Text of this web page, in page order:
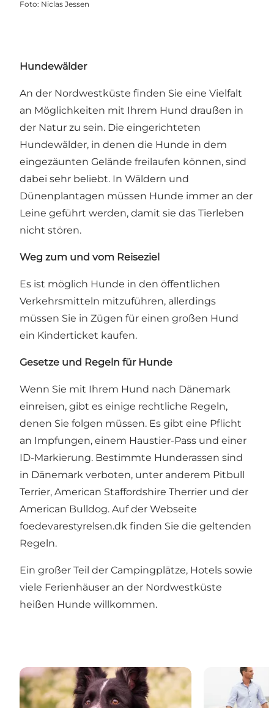
Foto: Niclas Jessen
Hundewälder
An der Nordwestküste finden Sie eine Vielfalt
an Möglichkeiten mit Ihrem Hund draußen in
der Natur zu sein. Die eingerichteten
Hundewälder, in denen die Hunde in dem
eingezäunten Gelände freilaufen können, sind
dabei sehr beliebt. In Wäldern und
Dünenplantagen müssen Hunde immer an der
Leine geführt werden, damit sie das Tierleben
nicht stören.
Weg zum und vom Reiseziel
Es ist möglich Hunde in den öffentlichen
Verkehrsmitteln mitzuführen, allerdings
müssen Sie in Zügen für einen großen Hund
ein Kinderticket kaufen.
Gesetze und Regeln für Hunde
Wenn Sie mit Ihrem Hund nach Dänemark
einreisen, gibt es einige rechtliche Regeln,
denen Sie folgen müssen. Es gibt eine Pflicht
an Impfungen, einem Haustier-Pass und einer
ID-Markierung. Bestimmte Hunderassen sind
in Dänemark verboten, unter anderem Pitbull
Terrier, American Staffordshire Therrier und der
American Bulldog. Auf der Webseite
foedevarestyrelsen.dk finden Sie die geltenden
Regeln.
Ein großer Teil der Campingplätze, Hotels sowie
viele Ferienhäuser an der Nordwestküste
heißen Hunde willkommen.
Hundewälder Die Natur ist